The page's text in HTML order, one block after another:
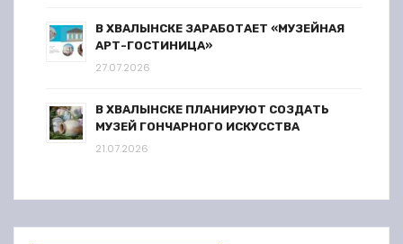
В ХВАЛЫНСКЕ ЗАРАБОТАЕТ «МУЗЕЙНАЯ
АРТ-ГОСТИНИЦА»
27.07.2026
В ХВАЛЫНСКЕ ПЛАНИРУЮТ СОЗДАТЬ
МУЗЕЙ ГОНЧАРНОГО ИСКУССТВА
21.07.2026